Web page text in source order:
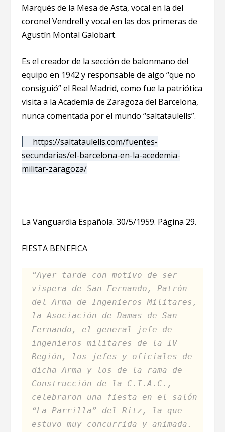
Marqués de la Mesa de Asta, vocal en la del
coronel Vendrell y vocal en las dos primeras de
Agustín Montal Galobart.
Es el creador de la sección de balonmano del
equipo en 1942 y responsable de algo “que no
consiguió” el Real Madrid, como fue la patriótica
visita a la Academia de Zaragoza del Barcelona,
nunca comentada por el mundo “saltataulells”.
https://saltataulells.com/fuentes-
secundarias/el-barcelona-en-la-acedemia-
militar-zaragoza/
La Vanguardia Española. 30/5/1959. Página 29.
FIESTA BENEFICA
“Ayer tarde con motivo de ser
víspera de San Fernando, Patrón
del Arma de Ingenieros Militares,
la Asociación de Damas de San
Fernando, el general jefe de
ingenieros militares de la IV
Región, los jefes y oficiales de
dicha Arma y los de la rama de
Construcción de la C.I.A.C.,
celebraron una fiesta en el salón
“La Parrilla” del Ritz, la que
estuvo muy concurrida y animada.